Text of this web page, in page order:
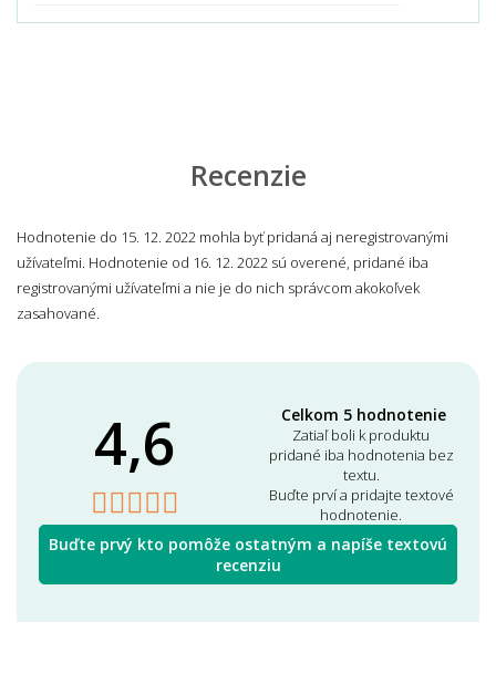
Recenzie
Hodnotenie do 15. 12. 2022 mohla byť pridaná aj neregistrovanými
užívateľmi. Hodnotenie od 16. 12. 2022 sú overené, pridané iba
registrovanými užívateľmi a nie je do nich správcom akokoľvek
zasahované.
4,6 Celkom 5 hodnotenie
Zatiaľ boli k produktu
pridané iba hodnotenia bez
textu.
Buďte prví a pridajte textové
hodnotenie.
Buďte prvý kto pomôže ostatným a napíše textovú
recenziu